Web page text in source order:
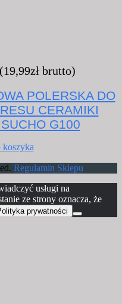
19,99zł brutto)
POLERSKA DO
CERAMIKI
G100
koszyka
Regulamin Sklepu
usługi na
ze strony oznacza, że
prywatności